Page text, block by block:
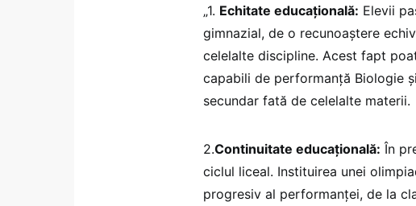
„1. Echitate educațională: Elevii
gimnazial, de o recunoaştere
celelalte discipline. Acest fapt
capabili de performanță Biologie
secundar fată de celelalte materii.
2.Continuitate educațională: În
ciclul liceal. Instituirea unei
progresiv al performanței, de la